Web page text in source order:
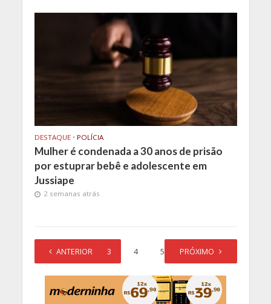
DESTAQUE • POLÍCIA
Mulher é condenada a 30 anos de prisão
por estuprar bebê e adolescente em
Jussiape
2 semanas atrás
ANTERIOR
1 2 3 4 5 … 704
PRÓXIMO